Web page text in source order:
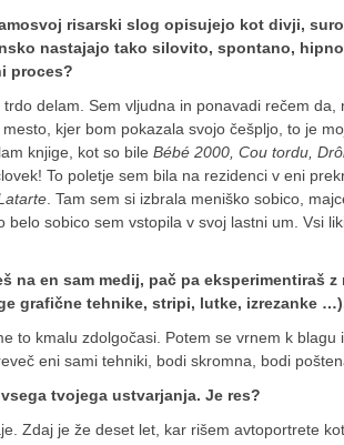
risarski slog opisujejo kot divji,
nastajajo tako silovito, spontano,
proces?
delam. Sem vljudna in ponavadi rečem
kjer bom pokazala svojo češpljo, to je
knjige, kot so bile Bébé 2000, Cou tordu,
To poletje sem bila na rezidenci v eni
. Tam sem si izbrala meniško sobico,
sobico sem vstopila v svoj lastni um. Vsi
na en sam medij, pač pa eksperimentiraš
grafične tehnike, stripi, lutke, izrezanke
to kmalu zdolgočasi. Potem se vrnem k
eni sami tehniki, bodi skromna, bodi
tvojega ustvarjanja. Je res?
Zdaj je že deset let, kar rišem avtoportrete